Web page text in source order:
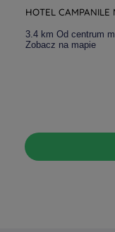
HOTEL CAMPANILE
3.4 km Od centrum
Zobacz na mapie